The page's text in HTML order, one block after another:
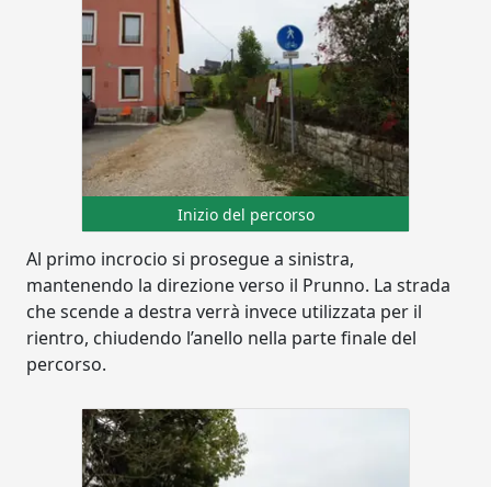
Inizio del percorso
Al primo incrocio si prosegue a sinistra,
mantenendo la direzione verso il Prunno. La strada
che scende a destra verrà invece utilizzata per il
rientro, chiudendo l’anello nella parte finale del
percorso.